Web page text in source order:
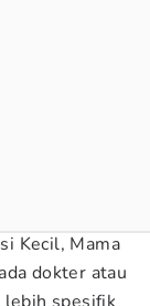
Kecil, Mama
dokter atau